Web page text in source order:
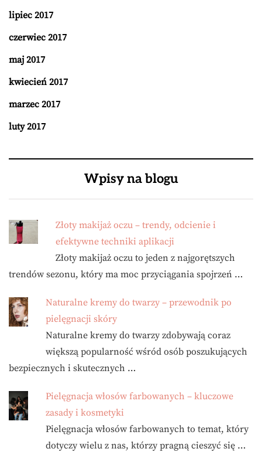
lipiec 2017
czerwiec 2017
maj 2017
kwiecień 2017
marzec 2017
luty 2017
Wpisy na blogu
Złoty makijaż oczu – trendy, odcienie i
efektywne techniki aplikacji
Złoty makijaż oczu to jeden z najgorętszych
trendów sezonu, który ma moc przyciągania spojrzeń …
Naturalne kremy do twarzy – przewodnik po
pielęgnacji skóry
Naturalne kremy do twarzy zdobywają coraz
większą popularność wśród osób poszukujących
bezpiecznych i skutecznych …
Pielęgnacja włosów farbowanych – kluczowe
zasady i kosmetyki
Pielęgnacja włosów farbowanych to temat, który
dotyczy wielu z nas, którzy pragną cieszyć się …